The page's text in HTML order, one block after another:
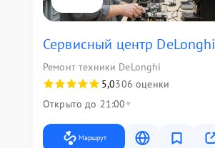
Сервисный центр DeLonghi
Ремонт техники DeLonghi
5,0306 оценки
Открыто до 21:00
Маршрут